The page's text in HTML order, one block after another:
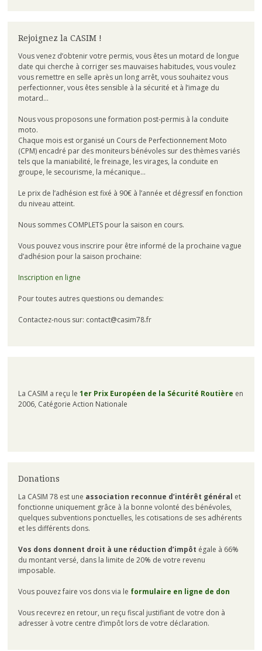
Rejoignez la CASIM !
Vous venez d’obtenir votre permis, vous êtes un motard de longue
date qui cherche à corriger ses mauvaises habitudes, vous voulez
vous remettre en selle après un long arrêt, vous souhaitez vous
perfectionner, vous êtes sensible à la sécurité et à l’image du
motard…
Nous vous proposons une formation post-permis à la conduite
moto.
Chaque mois est organisé un Cours de Perfectionnement Moto
(CPM) encadré par des moniteurs bénévoles sur des thèmes variés
tels que la maniabilité, le freinage, les virages, la conduite en
groupe, le secourisme, la mécanique…
Le prix de l’adhésion est fixé à 90€ à l’année et dégressif en fonction
du niveau atteint.
Nous sommes COMPLETS pour la saison en cours.
Vous pouvez vous inscrire pour être informé de la prochaine vague
d’adhésion pour la saison prochaine:
Inscription en ligne
Pour toutes autres questions ou demandes:
Contactez-nous sur: contact@casim78.fr
La CASIM a reçu le 1er Prix Européen de la Sécurité Routière en
2006, Catégorie Action Nationale
Donations
La CASIM 78 est une association reconnue d’intérêt général et
fonctionne uniquement grâce à la bonne volonté des bénévoles,
quelques subventions ponctuelles, les cotisations de ses adhérents
et les différents dons.
Vos dons donnent droit à une réduction d’impôt égale à 66%
du montant versé, dans la limite de 20% de votre revenu
imposable.
Vous pouvez faire vos dons via le formulaire en ligne de don
Vous recevrez en retour, un reçu fiscal justifiant de votre don à
adresser à votre centre d’impôt lors de votre déclaration.